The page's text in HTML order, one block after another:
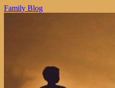
Family Blog